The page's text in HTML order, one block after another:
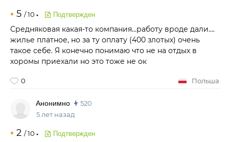
5 /10 Подтвержден
Средняковая какая-то компания...работу вроде дали....
жилье платное, но за ту оплату (400 злотых) очень
такое себе. Я конечно понимаю что не на отдых в
хоромы приехали но это тоже не ок
0 Польша
Анонимно
520
5 лет назад
2 /10 Подтвержден